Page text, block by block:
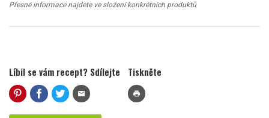
Přesné informace najdete ve složení konkrétních produktů
Líbil se vám recept? Sdílejte
mail
Tiskněte
print